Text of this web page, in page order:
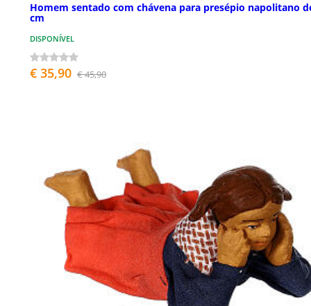
Homem sentado com chávena para presépio napolitano
cm
DISPONÍVEL
€ 35,90 € 45,90